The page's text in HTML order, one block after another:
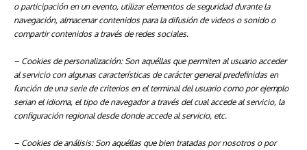
o participación en un evento, utilizar elementos de seguridad durante la
navegación, almacenar contenidos para la difusión de videos o sonido o
compartir contenidos a través de redes sociales.
– Cookies de personalización: Son aquéllas que permiten al usuario acceder
al servicio con algunas características de carácter general predefinidas en
función de una serie de criterios en el terminal del usuario como por ejemplo
serian el idioma, el tipo de navegador a través del cual accede al servicio, la
configuración regional desde donde accede al servicio, etc.
– Cookies de análisis: Son aquéllas que bien tratadas por nosotros o por